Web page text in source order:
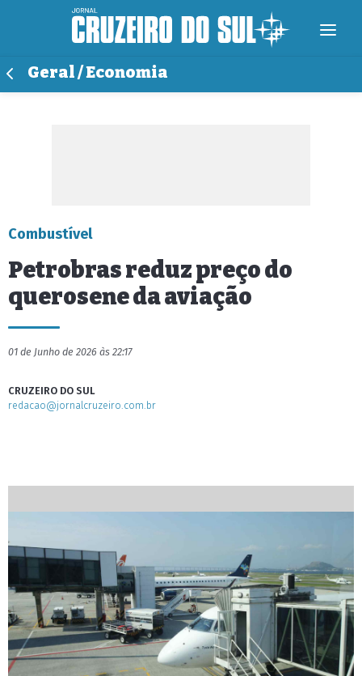
Geral / Economia
Combustível
Petrobras reduz preço do
querosene da aviação
01 de Junho de 2026 às 22:17
CRUZEIRO DO SUL
redacao@jornalcruzeiro.com.br